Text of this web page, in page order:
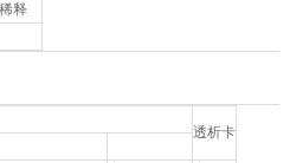
释
透析卡